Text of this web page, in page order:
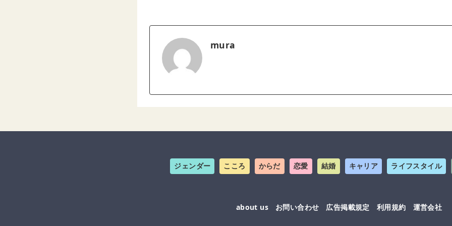
mura
ジェンダー こころ からだ 恋愛 結婚 キャリア ライフスタイル
about us お問い合わせ 広告掲載規定 利用規約 運営会社